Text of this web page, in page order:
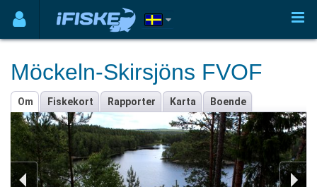
Möckeln-Skirsjöns FVOF
Om Fiskekort Rapporter Karta Boende